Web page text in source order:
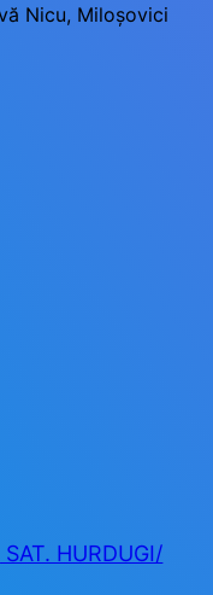
Nicu, Miloșovici
HURDUGI/